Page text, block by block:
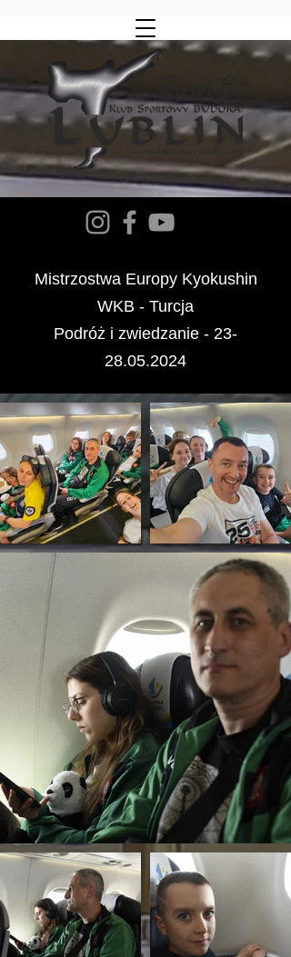
Mistrzostwa Europy Kyokushin
WKB - Turcja
Podróż i zwiedzanie - 23-
28.05.2024